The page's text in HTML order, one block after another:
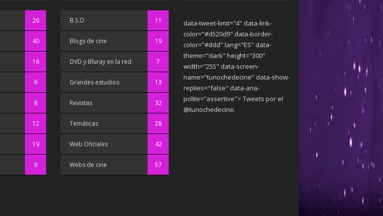
26
40
16
6
8
12
19
9
B.S.O 11
Blogs de cine 19
DVD y Bluray en la red 7
Grandes estudios 13
Revistas 32
Temáticas 28
Web Oficiales 42
Webs de cine 57
data-tweet-limit="4" data-link-
color="#d520d9" data-border-
color="#ddd" lang="ES" data-
theme="dark" height="300"
width="255" data-screen-
name="tunochedecine" data-show-
replies="false" data-aria-
polite="assertive"> Tweets por el
@tunochedecine.